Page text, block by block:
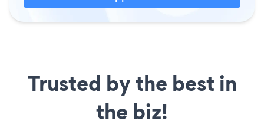
Trusted by the best in
the biz!